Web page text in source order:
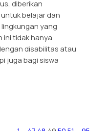
diberikan
belajar dan
yang
ini tidak hanya
disabilitas atau
juga bagi siswa